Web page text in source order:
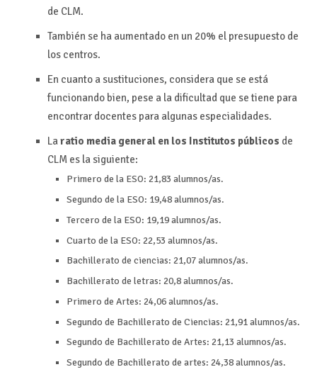
de CLM.
También se ha aumentado en un 20% el presupuesto de
los centros.
En cuanto a sustituciones, considera que se está
funcionando bien, pese a la dificultad que se tiene para
encontrar docentes para algunas especialidades.
La ratio media general en los Institutos públicos de
CLM es la siguiente:
Primero de la ESO: 21,83 alumnos/as.
Segundo de la ESO: 19,48 alumnos/as.
Tercero de la ESO: 19,19 alumnos/as.
Cuarto de la ESO: 22,53 alumnos/as.
Bachillerato de ciencias: 21,07 alumnos/as.
Bachillerato de letras: 20,8 alumnos/as.
Primero de Artes: 24,06 alumnos/as.
Segundo de Bachillerato de Ciencias: 21,91 alumnos/as.
Segundo de Bachillerato de Artes: 21,13 alumnos/as.
Segundo de Bachillerato de artes: 24,38 alumnos/as.